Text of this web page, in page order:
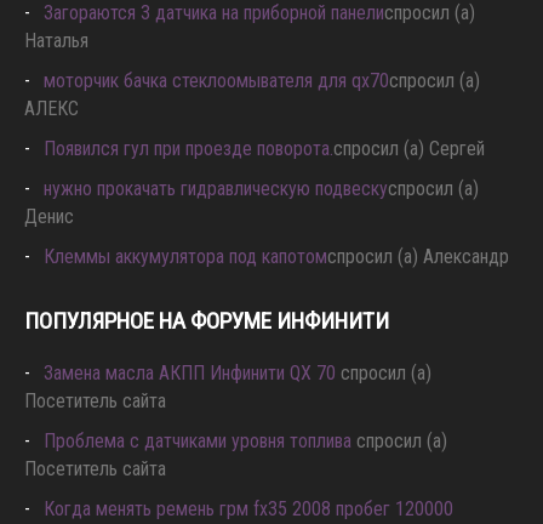
Загораются 3 датчика на приборной панелиспросил (а)
Наталья
моторчик бачка стеклоомывателя для qx70спросил (а)
АЛЕКС
Появился гул при проезде поворота.спросил (а) Сергей
нужно прокачать гидравлическую подвескуспросил (а)
Денис
Клеммы аккумулятора под капотомспросил (а) Александр
ПОПУЛЯРНОЕ НА ФОРУМЕ ИНФИНИТИ
Замена масла АКПП Инфинити QX 70 спросил (а)
Посетитель сайта
Проблема с датчиками уровня топлива спросил (а)
Посетитель сайта
Когда менять ремень грм fx35 2008 пробег 120000